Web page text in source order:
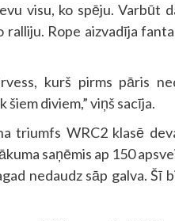
visu, ko spēju. Varbūt
ralliju. Rope aizvadīja
kurš pirms pāris
diviem,” viņš sacīja.
triumfs WRC2 klasē
saņēmis ap 150
nedaudz sāp galva. Šī